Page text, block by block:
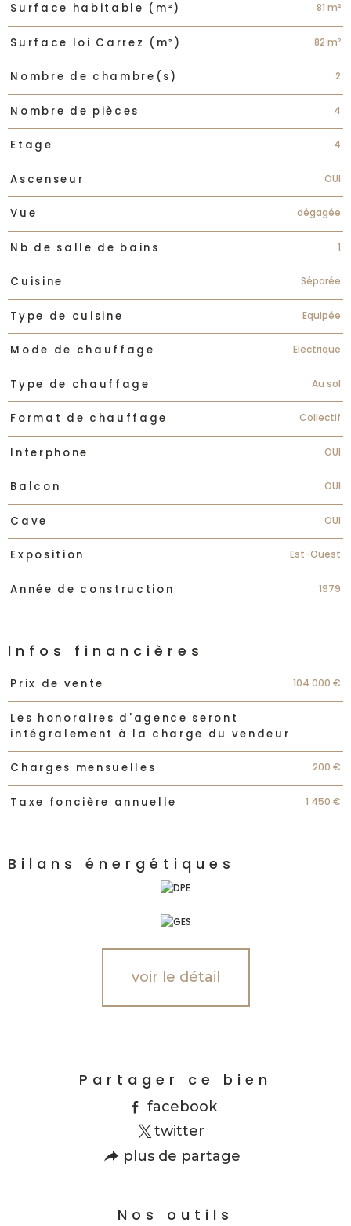
Surface habitable (m²) 81 m²
Surface loi Carrez (m²) 82 m²
Nombre de chambre(s) 2
Nombre de pièces 4
Etage 4
Ascenseur OUI
Vue dégagée
Nb de salle de bains 1
Cuisine Séparée
Type de cuisine Equipée
Mode de chauffage Electrique
Type de chauffage Au sol
Format de chauffage Collectif
Interphone OUI
Balcon OUI
Cave OUI
Exposition Est-Ouest
Année de construction 1979
Infos financières
Caractéristiques Valeurs
Prix de vente 104 000 €
Les honoraires d'agence seront
intégralement à la charge du vendeur
Charges mensuelles 200 €
Taxe foncière annuelle 1 450 €
Bilans énergétiques
voir le détail
Partager ce bien
facebook
twitter
plus de partage
Nos outils